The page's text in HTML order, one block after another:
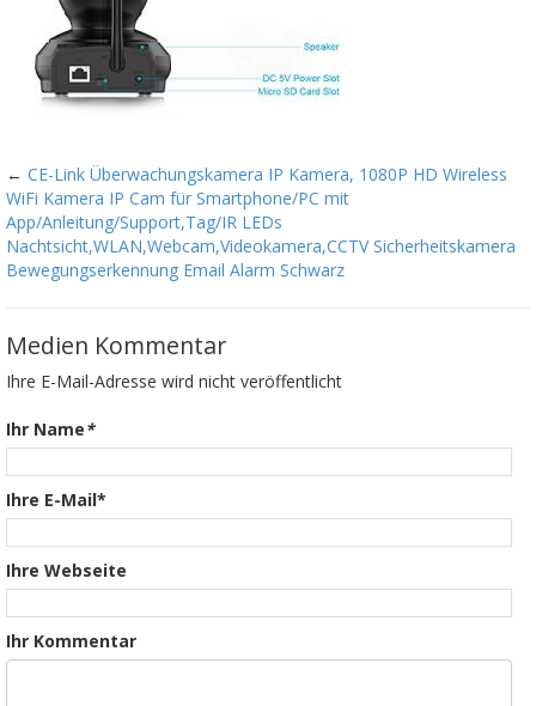
← CE-Link Überwachungskamera IP Kamera, 1080P HD Wireless
WiFi Kamera IP Cam für Smartphone/PC mit
App/Anleitung/Support,Tag/IR LEDs
Nachtsicht,WLAN,Webcam,Videokamera,CCTV Sicherheitskamera
Bewegungserkennung Email Alarm Schwarz
Medien Kommentar
Ihre E-Mail-Adresse wird nicht veröffentlicht
Ihr Name*
Ihre E-Mail*
Ihre Webseite
Ihr Kommentar